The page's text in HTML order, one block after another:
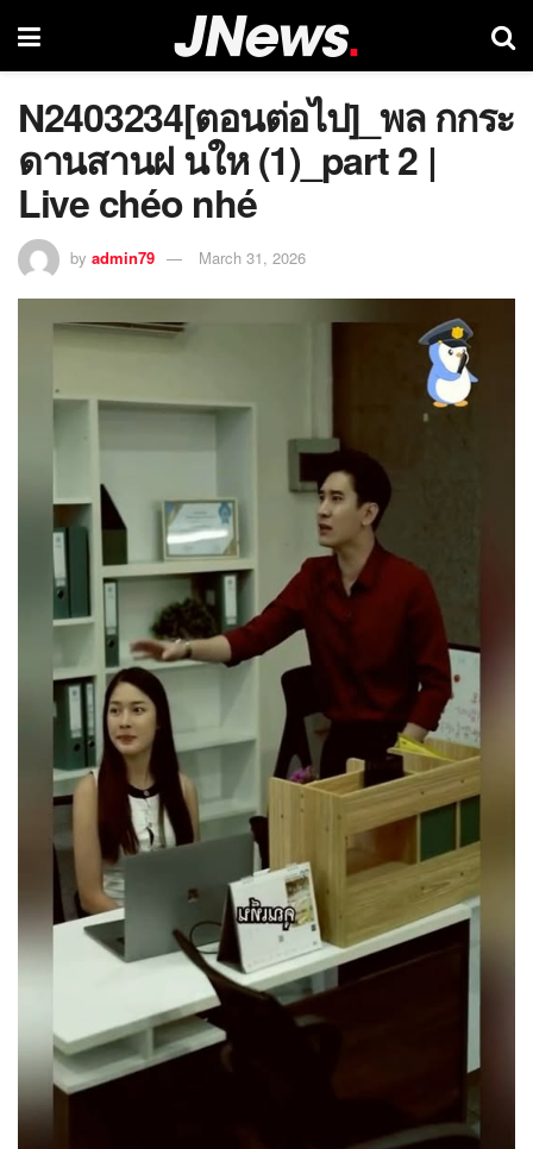
N2403234[ตอนต่อไป]_พล กกระ
ดานสานฝ นให (1)_part 2 |
Live chéo nhé
by admin79 March 31, 2026